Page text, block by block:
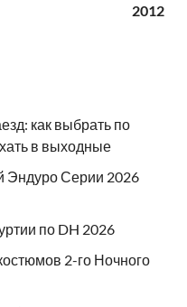
2012
как выбрать по
в выходные
Эндуро Серии 2026
по DH 2026
2-го Ночного